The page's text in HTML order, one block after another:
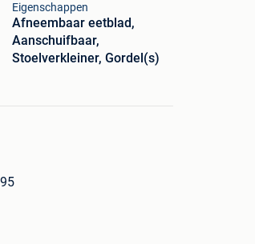
Eigenschappen
Afneembaar eetblad,
Aanschuifbaar,
Stoelverkleiner, Gordel(s)